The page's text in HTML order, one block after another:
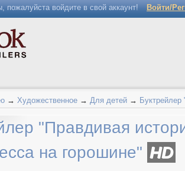
пожалуйста войдите в свой аккаунт! Войти/
→ Художественное → Для детей →
"Правдивая
на горошине" HD